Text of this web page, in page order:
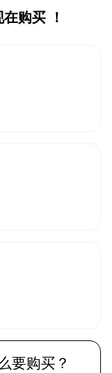
购买 ！
购买？